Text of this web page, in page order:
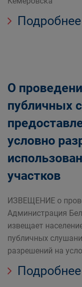
Подробнее
О
публичных
условно
участков
ИЗВЕЩЕНИЕ о
Администрация
извещает
публичных
разрешений на
Подробнее